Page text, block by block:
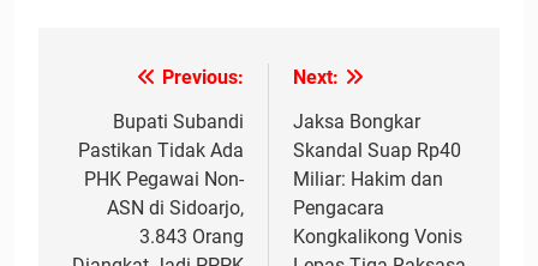
NavigasiPrevious:
Bupati Subandi
Pastikan Tidak Ada
PHK Pegawai Non-
ASN di Sidoarjo,
3.843 Orang
Next:
Jaksa Bongkar
Skandal Suap Rp40
Miliar: Hakim dan
Pengacara
Kongkalikong Vonis